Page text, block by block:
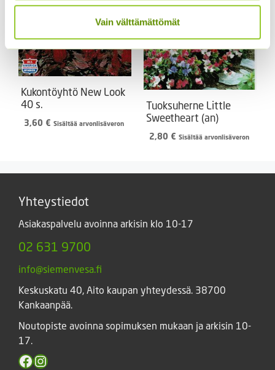
Vain välttämättömät
Kukontöyhtö New Look
40 s.
3,60 € Sisältää arvonlisäveron
Tuoksuherne Little
Sweetheart (an)
2,80 € Sisältää arvonlisäveron
Yhteystiedot
Asiakaspalvelu avoinna arkisin klo 10-17
02 631 9700
info@siemenvesa.fi
Keskuskatu 40, Aito kaupan yhteydessä. 38700
Kankaanpää.
Noutopiste avoinna sopimuksen mukaan ja arkisin 10-
17.
Facebook
Instagram